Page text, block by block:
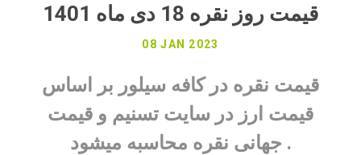
قیمت روز نقره 18 دی ماه 1401
08 JAN 2023
قیمت نقره در کافه سیلور بر اساس
قیمت ارز در سایت تسنیم و قیمت
جهانی نقره محاسبه میشود .